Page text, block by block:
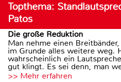
Topthema:
Patos
Die große Reduktion
Man nehme einen
im Grunde alles weitere weg.
wahrscheinlich ein
gut klingt. Es sei denn, man
>> Mehr erfahren